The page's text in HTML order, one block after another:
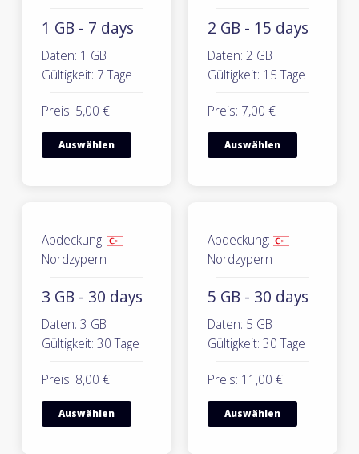
1 GB - 7 days
Daten: 1 GB
Gültigkeit: 7 Tage
Preis: 5,00 €
Auswählen
2 GB - 15 days
Daten: 2 GB
Gültigkeit: 15 Tage
Preis: 7,00 €
Auswählen
Abdeckung:
Nordzypern
3 GB - 30 days
Daten: 3 GB
Gültigkeit: 30 Tage
Preis: 8,00 €
Auswählen
Abdeckung:
Nordzypern
5 GB - 30 days
Daten: 5 GB
Gültigkeit: 30 Tage
Preis: 11,00 €
Auswählen